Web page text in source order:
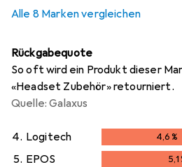
Alle 8 Marken vergleichen
Rückgabequote
So oft wird ein Produkt dieser
«Headset Zubehör» retourniert.
Quelle: Galaxus
4. Logitech 4,6%
5. EPOS 5,1